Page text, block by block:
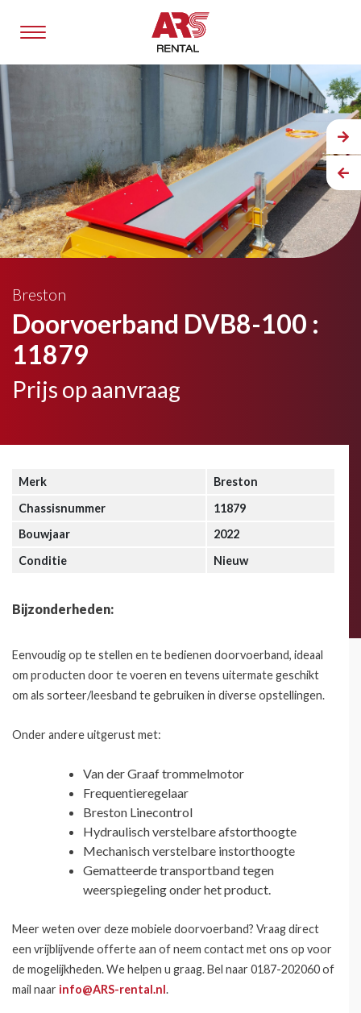
Breston
Doorvoerband DVB8-100 :
11879
Prijs op aanvraag
Merk
Breston
Chassisnummer
11879
Bouwjaar
2022
Conditie
Nieuw
Bijzonderheden:
Eenvoudig op te stellen en te bedienen doorvoerband, ideaal
om producten door te voeren en tevens uitermate geschikt
om als sorteer/leesband te gebruiken in diverse opstellingen.
Onder andere uitgerust met:
Van der Graaf trommelmotor
Frequentieregelaar
Breston Linecontrol
Hydraulisch verstelbare afstorthoogte
Mechanisch verstelbare instorthoogte
Gematteerde transportband tegen
weerspiegeling onder het product.
Meer weten over deze mobiele doorvoerband? Vraag direct
een vrijblijvende offerte aan of neem contact met ons op voor
de mogelijkheden. We helpen u graag. Bel naar 0187-202060 of
mail naar info@ARS-rental.nl.